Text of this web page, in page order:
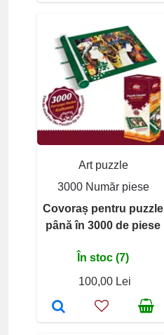
Art puzzle
3000 Număr piese
Covoraș pentru puzzle
până în 3000 de piese
În stoc (7)
100,00 Lei